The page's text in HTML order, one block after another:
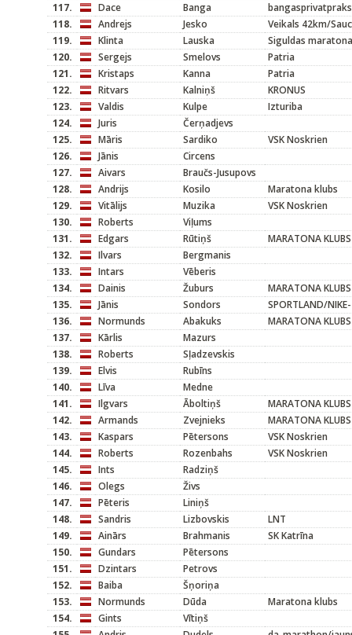
117.
Dace Banga
118.
Andrejs Jesko
Veikals 42km/
119.
Klinta Lauska
Siguldas
120.
Sergejs Smelovs
Patria
121.
Kristaps Kanna
Patria
122.
Ritvars Kalniņš
KRONUS
123.
Valdis Kulpe
Izturiba
124.
Juris
Čerņadjevs
125.
Māris Sardiko
VSK Noskrien
126.
Jānis
Circens
127.
Aivars
Braučs-Jusupovs
128.
Andrijs Kosilo
Maratona klubs
129.
Vitālijs Muzika
VSK Noskrien
130.
Roberts
Viļums
131.
Edgars Rūtiņš
MARATONA KLUBS
132.
Ilvars
Bergmanis
133.
Intars
Vēberis
134.
Dainis Žuburs
MARATONA KLUBS
135.
Jānis Sondors
SPORTLAND/
136.
Normunds Abakuks
MARATONA KLUBS
137.
Kārlis
Mazurs
138.
Roberts
Sļadzevskis
139.
Elvis
Rubīns
140.
Līva
Medne
141.
Ilgvars Āboltiņš
MARATONA KLUBS
142.
Armands Zvejnieks
MARATONA KLUBS
143.
Kaspars Pētersons
VSK Noskrien
144.
Roberts Rozenbahs
VSK Noskrien
145.
Ints
Radziņš
146.
Olegs
Živs
147.
Pēteris
Liniņš
148.
Sandris Lizbovskis
LNT
149.
Ainārs Brahmanis
SK Katrīna
150.
Gundars
Pētersons
151.
Dzintars
Petrovs
152.
Baiba
Šņoriņa
153.
Normunds Dūda
Maratona klubs
154.
Gints
Vītiņš